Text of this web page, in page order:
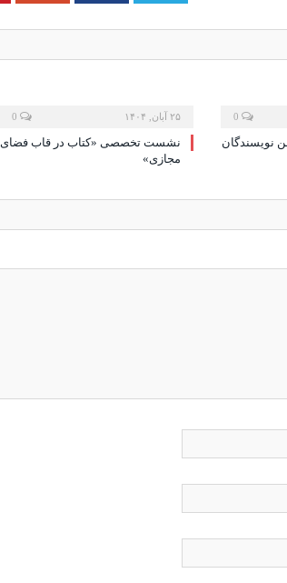
نویسندگان
۲۵ آبان, ۱۴۰۴
نشست تخصصی «کتاب در قاب فضای
مجازی»